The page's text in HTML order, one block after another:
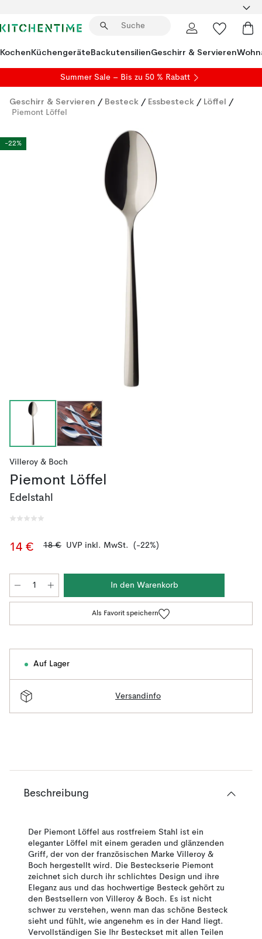
KochenKüchengeräteBackutensilienGeschirr & Servieren
Summer Sale – Bis zu 50 % Rabatt
Geschirr & Servieren / Besteck / Essbesteck / Löffel /
Piemont Löffel
-22%
Villeroy & Boch
Piemont Löffel
Edelstahl
14 € 18 € UVP inkl. MwSt. (-22%)
In den Warenkorb
Als Favorit speichern
Auf Lager
Versandinfo
Beschreibung
Der Piemont Löffel aus rostfreiem Stahl ist ein
eleganter Löffel mit einem geraden und glänzenden
Griff, der von der französischen Marke Villeroy &
Boch hergestellt wird. Die Besteckserie Piemont
zeichnet sich durch ihr schlichtes Design und ihre
Eleganz aus und das hochwertige Besteck gehört zu
den Bestsellern von Villeroy & Boch. Es ist nicht
schwer zu verstehen, wenn man das schöne Besteck
sieht und fühlt, wie angenehm es in der Hand liegt.
Vervollständigen Sie Ihr Besteckset mit allen Teilen